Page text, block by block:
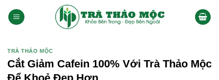
qua
TRÀ THẢO MỘC
Cắt Giảm Cafein 100% Với Trà Thảo Mộc